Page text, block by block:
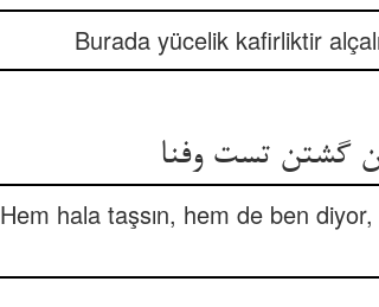
Burada yücelik kafirliktir
Hem hala taşsın, hem de ben